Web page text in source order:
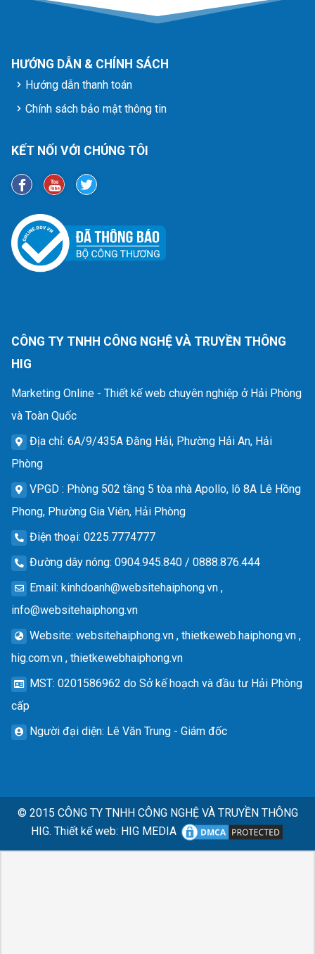
HƯỚNG DẪN & CHÍNH SÁCH
Hướng dẫn thanh toán
Chính sách bảo mật thông tin
KẾT NỐI VỚI CHÚNG TÔI
CÔNG TY TNHH CÔNG NGHỆ VÀ TRUYỀN THÔNG
HIG
Marketing Online - Thiết kế web chuyên nghiệp ở Hải Phòng
và Toàn Quốc
Địa chỉ: 6A/9/435A Đằng Hải, Phường Hải An, Hải
Phòng
VPGD : Phòng 502 tầng 5 tòa nhà Apollo, lô 8A Lê Hồng
Phong, Phường Gia Viên, Hải Phòng
Điện thoại: 0225.7774777
Đường dây nóng: 0904.945.840 / 0888.876.444
Email: kinhdoanh@websitehaiphong.vn ,
info@websitehaiphong.vn
Website: websitehaiphong.vn , thietkeweb.haiphong.vn ,
hig.com.vn , thietkewebhaiphong.vn
MST: 0201586962 do Sở kế hoạch và đầu tư Hải Phòng
cấp
Người đại diện: Lê Văn Trung - Giám đốc
© 2015 CÔNG TY TNHH CÔNG NGHỆ VÀ TRUYỀN THÔNG
HIG. Thiết kế web: HIG MEDIA